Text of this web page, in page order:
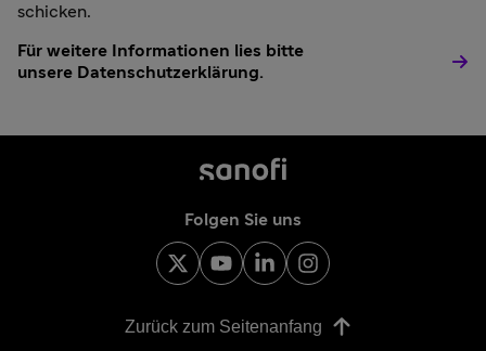
schicken.
Für weitere Informationen lies bitte
unsere Datenschutzerklärung.
Folgen Sie uns
Zurück zum Seitenanfang